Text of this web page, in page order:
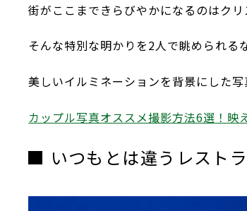
街がここまできらびやかになるのはク
そんな特別な明かりを2人で眺められる
美しいイルミネーションを背景にした
カップル写真オススメ撮影方法6選！映
いつもとは違うレスト